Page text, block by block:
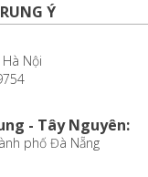
Ý
Nội
- Tây Nguyên:
phố Đà Nẵng